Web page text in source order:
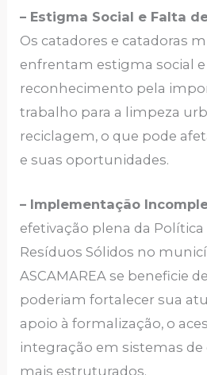
– Estigma Social e Falta
Os catadores e catadoras
enfrentam estigma social
reconhecimento pela
trabalho para a limpeza
reciclagem, o que pode
e suas oportunidades.
– Implementação
efetivação plena da Política
Resíduos Sólidos no
ASCAMAREA se beneficie
poderiam fortalecer sua
apoio à formalização, o
integração em sistemas de
mais estruturados.